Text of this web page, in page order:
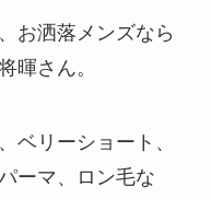
お洒落メンズなら
暉さん。
ベリーショート、
ーマ、ロン毛な